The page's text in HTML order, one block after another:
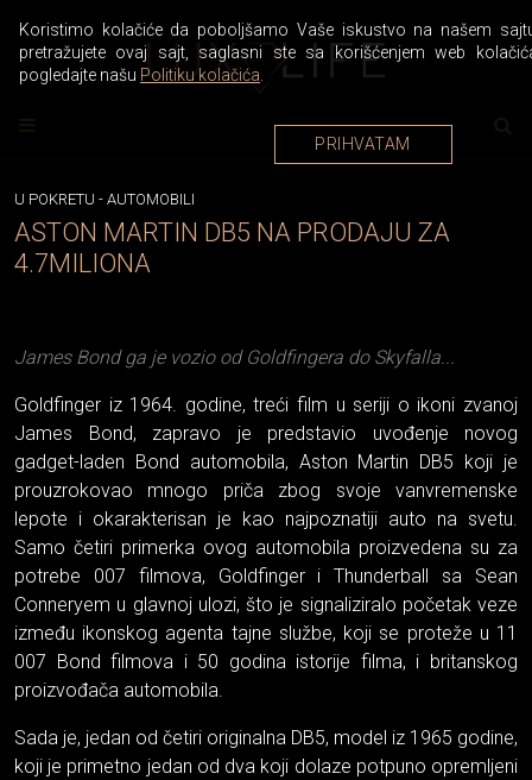
U POKRETU - AUTOMOBILI
ASTON MARTIN DB5 NA PRODAJU ZA
4.7MILIONA
James Bond ga je vozio od Goldfingera do Skyfalla...
Goldfinger iz 1964. godine, treći film u seriji o ikoni zvanoj
James Bond, zapravo je predstavio uvođenje novog
gadget-laden Bond automobila, Aston Martin DB5 koji je
prouzrokovao mnogo priča zbog svoje vanvremenske
lepote i okarakterisan je kao najpoznatiji auto na svetu.
Samo četiri primerka ovog automobila proizvedena su za
potrebe 007 filmova, Goldfinger i Thunderball sa Sean
Conneryem u glavnoj ulozi, što je signaliziralo početak veze
između ikonskog agenta tajne službe, koji se proteže u 11
007 Bond filmova i 50 godina istorije filma, i britanskog
proizvođača automobila.
Sada je, jedan od četiri originalna DB5, model iz 1965 godine,
koji je primetno jedan od dva koji dolaze potpuno opremljeni
Koristimo kolačiće da poboljšamo Vaše iskustvo na našem
pretražujete ovaj sajt, saglasni ste sa korišćenjem web
pogledajte našu Politiku kolačića
PRIHVATAM